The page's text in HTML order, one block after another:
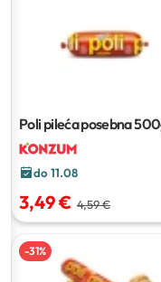
Poli pileća posebna
do 11.08
3,49 € 4,59 €
-31%